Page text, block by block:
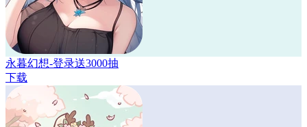
永暮幻想-登录送3000抽
下载